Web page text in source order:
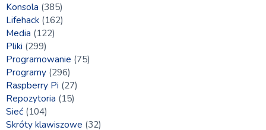
Konsola (385)
Lifehack (162)
Media (122)
Pliki (299)
Programowanie (75)
Programy (296)
Raspberry Pi (27)
Repozytoria (15)
Sieć (104)
Skróty klawiszowe (32)